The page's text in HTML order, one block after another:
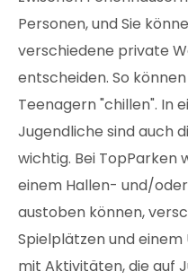
Personen, und Sie
verschiedene private
entscheiden. So
Teenagern "chillen". In
Jugendliche sind auch
wichtig. Bei TopParken
einem Hallen- und/
austoben können,
Spielplätzen und
mit Aktivitäten, die auf